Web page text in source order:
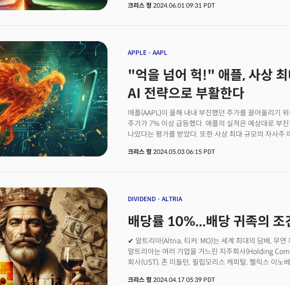
방법은 슈퍼카가 빠르지만 안전하게 일정한 속도로 달리
크리스 정 2024.06.01 09:31 PDT
APPLE AAPL
"억을 넘어 헉!" 애플, 사상
AI 전략으로 부활한다
애플(AAPL)이 올해 내내 부진했던 주가를 끌어올리기
주가가 7% 이상 급등했다. 애플의 실적은 예상대로 부
나았다는 평가를 받았다. 또한 사상 최대 규모의 자사주
가능성을 제시했다는 점에서 투자자들의 기대를 샀다.
애플의 중화권 매출은 8% 감소한 163억 7000만 달러를
빼앗길 수 있다는 투자자들의 우려는 다소 줄었다는 분
출시한 애플의 신제품인 비전프로 헤드셋은 애플의 다
것으로 관측된다. 반면 애플의 신 성장동력 중 하나로 인
서비스 매출은 1분기 동안에만 전년 대비 14.2%가 증
구독자는 10억 명이 넘는다고 밝혔다.
크리스 정 2024.05.03 06:15 PDT
DIVIDEND ALTRIA
배당률 10%...배당 귀족의 조
✔ 알트리아(Altria, 티커: MO)는 세계 최대의 담배, 무연
알트리아는 여러 기업을 거느린 지주회사(Holding
회사(UST), 존 미들턴, 필립모리스 캐피탈, 헬릭스 이노
크리스 정 2024.04.17 05:39 PDT